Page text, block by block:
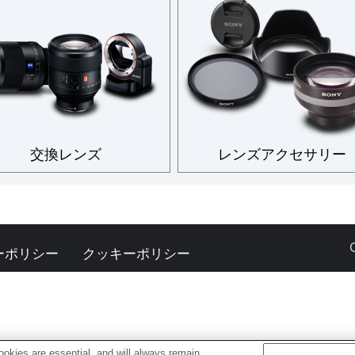
交換レンズ レンズアクセサリー
ポリシー クッキーポリシー